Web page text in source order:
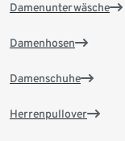
Damenunterwäsche
Damenhosen
Damenschuhe
Herrenpullover